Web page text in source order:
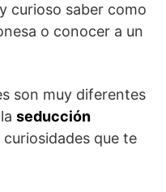
curioso saber como
o conocer a un
son muy diferentes
seducción
que te